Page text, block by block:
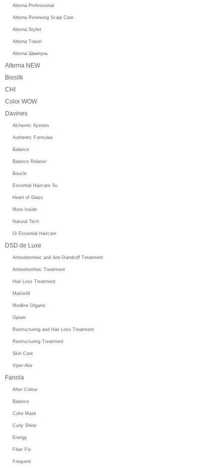
Alterna Professional
Alterna Renewing Scalp Care
Alterna Stylist
Alterna Travel
Alterna Шампунь
Alterna NEW
Biosilk
CHI
Color WOW
Davines
Alchemic System
Authentic Formulas
Balance
Balance Relaxer
Boucle
Essential Haircare Su
Heart of Glass
More Inside
Natural Tech
Oi Essential Haircare
DSD de Luxe
Antiseborrheic and Anti-Dandruff Treatment
Antiseborrheic Treatment
Hair Loss Treatment
Matrixfill
Medline Organic
Opium
Restructuring and Hair Loss Treatment
Restructuring Treatment
Skin Care
Viper-Ake
Fanola
After Colour
Balance
Color Mask
Curly Shine
Energy
Fiber Fix
Frequent